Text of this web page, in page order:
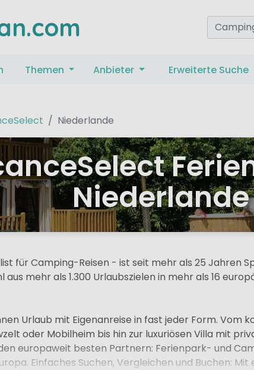
Themen Anbieter Erweiterte Suche
Niederlande
Niederlande
für Camping-Reisen - ist seit mehr als 25 Jahren
aus mehr als 1.300 Urlaubszielen in mehr als 16
Urlaub mit Eigenanreise in fast jeder Form. Vom
oder Mobilheim bis hin zur luxuriösen Villa mit
europaweit besten Partnern: Ferienpark- und
Einfaches Suchen, Vergleichen und Buchen: Mit